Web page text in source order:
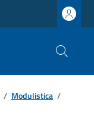
/ Modulistica /